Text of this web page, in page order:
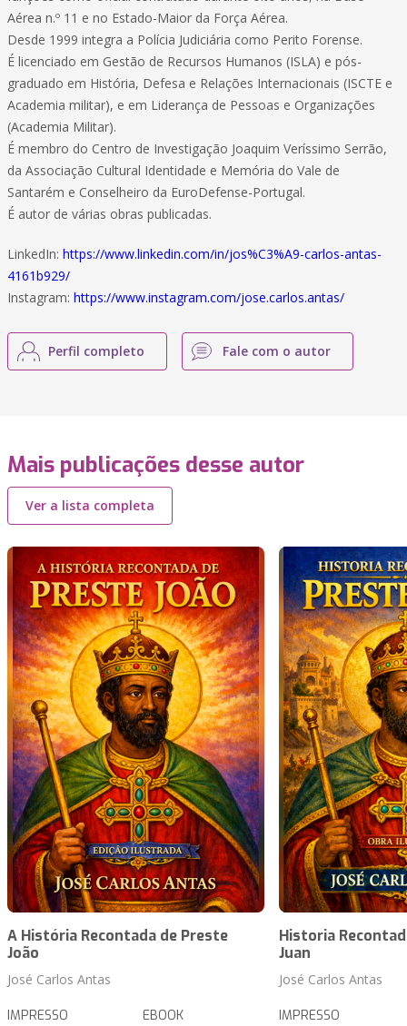
Aérea n.º 11 e no Estado-Maior da Força Aérea.
Desde 1999 integra a Polícia Judiciária como Perito Forense.
É licenciado em Gestão de Recursos Humanos (ISLA) e pós-
graduado em História, Defesa e Relações Internacionais (ISCTE e
Academia militar), e em Liderança de Pessoas e Organizações
(Academia Militar).
É membro do Centro de Investigação Joaquim Veríssimo Serrão,
da Associação Cultural Identidade e Memória do Vale de
Santarém e Conselheiro da EuroDefense-Portugal.
É autor de várias obras publicadas.
LinkedIn: https://www.linkedin.com/in/jos%C3%A9-carlos-antas-
4161b929/
Instagram: https://www.instagram.com/jose.carlos.antas/
Perfil completo Fale com o autor
Mais publicações desse autor
Ver a lista completa
A História Recontada de Preste
João
José Carlos Antas
IMPRESSO EBOOK
Historia
Juan
José Carlos Antas
IMPRESSO